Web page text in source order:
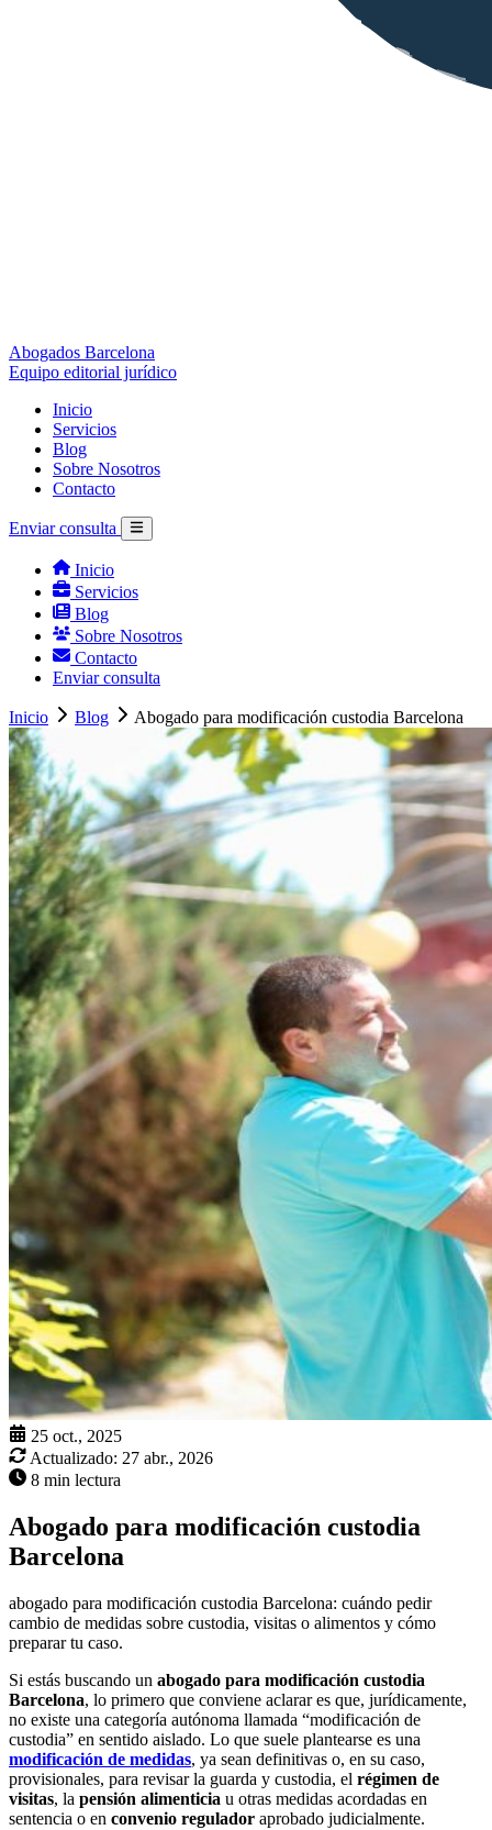
Abogados Barcelona
Equipo editorial jurídico
Inicio
Servicios
Blog
Sobre Nosotros
Contacto
Enviar consulta
Inicio
Servicios
Blog
Sobre Nosotros
Contacto
Enviar consulta
Inicio Blog Abogado para modificación custodia Barcelona
25 oct., 2025
Actualizado: 27 abr., 2026
8 min lectura
Abogado para modificación custodia
Barcelona
abogado para modificación custodia Barcelona: cuándo pedir
cambio de medidas sobre custodia, visitas o alimentos y cómo
preparar tu caso.
Si estás buscando un abogado para modificación custodia
Barcelona, lo primero que conviene aclarar es que, jurídicamente,
no existe una categoría autónoma llamada “modificación de
custodia” en sentido aislado. Lo que suele plantearse es una
modificación de medidas, ya sean definitivas o, en su caso,
provisionales, para revisar la guarda y custodia, el régimen de
visitas, la pensión alimenticia u otras medidas acordadas en
sentencia o en convenio regulador aprobado judicialmente.